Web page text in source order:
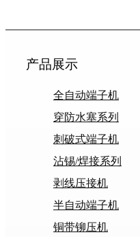
产品展示
全自动端子机
穿防水塞系列
刺破式端子机
沾锡/焊接系列
剥线压接机
半自动端子机
铜带铆压机